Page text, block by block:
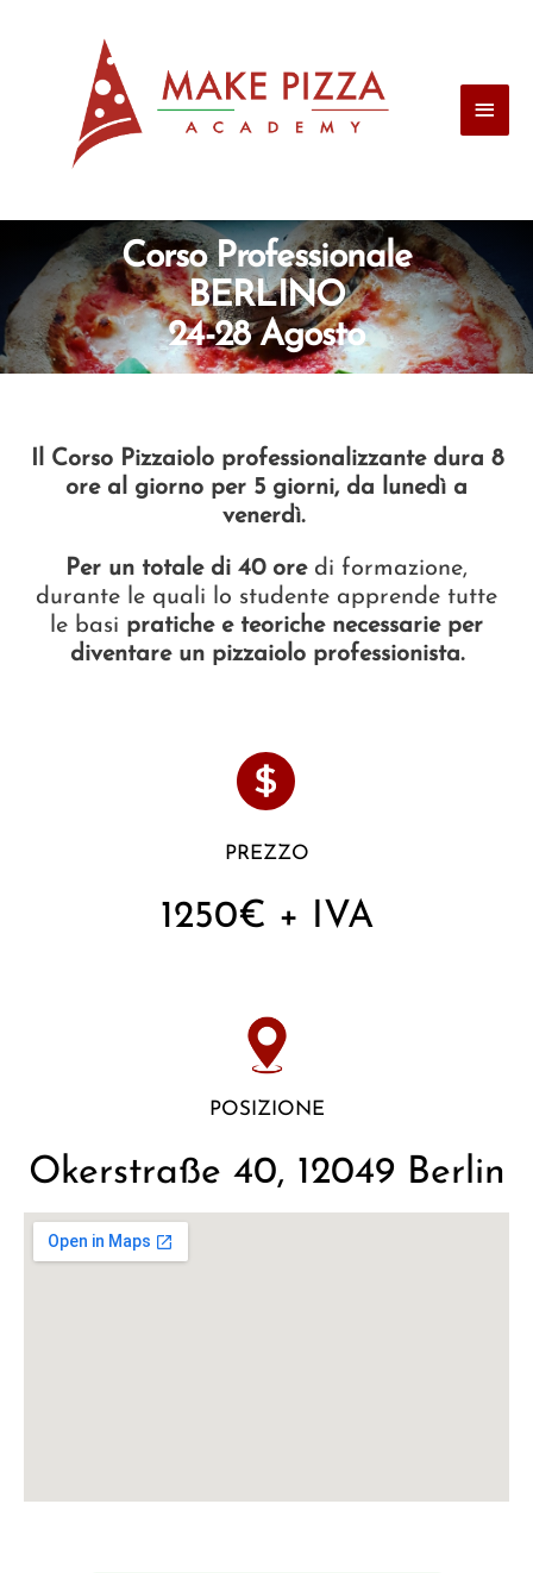
Corso Professionale
BERLINO
24-28 Agosto
Il Corso Pizzaiolo professionalizzante dura 8
ore al giorno per 5 giorni, da lunedì a
venerdì.
Per un totale di 40 oredi formazione,
durante le quali lo studente apprende tutte
le basi pratiche e teoriche necessarie per
diventare un pizzaiolo professionista.
PREZZO
1250€ + IVA
POSIZIONE
Okerstraße 40, 12049 Berlin